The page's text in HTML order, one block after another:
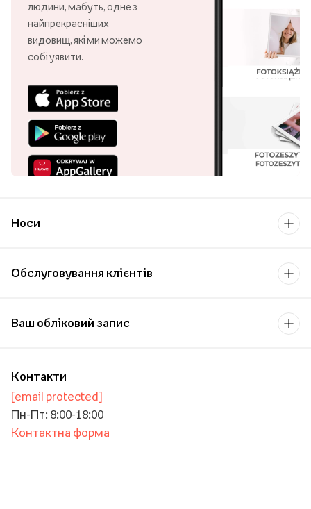
людини, мабуть, одне з
найпрекрасніших
видовищ, які ми можемо
собі уявити.
Носи
Обслуговування клієнтів
Контакти
[email protected]
Пн-Пт: 8:00-18:00
Контактна форма
Ваш обліковий запис